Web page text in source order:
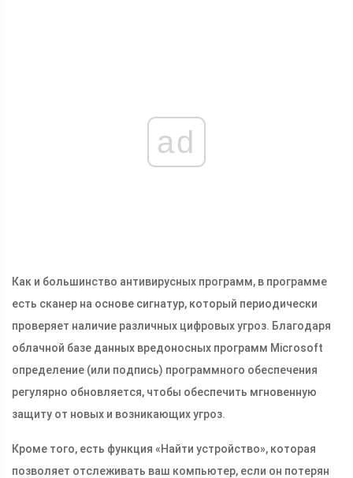
ad
Как и большинство антивирусных программ, в программе
есть сканер на основе сигнатур, который периодически
проверяет наличие различных цифровых угроз. Благодаря
облачной базе данных вредоносных программ Microsoft
определение (или подпись) программного обеспечения
регулярно обновляется, чтобы обеспечить мгновенную
защиту от новых и возникающих угроз.
Кроме того, есть функция «Найти устройство», которая
позволяет отслеживать ваш компьютер, если он потерян